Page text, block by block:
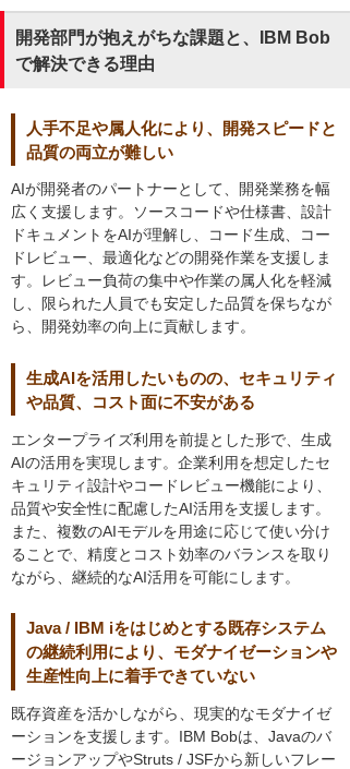
開発部門が抱えがちな課題と、IBM Bob
で解決できる理由
人手不足や属人化により、開発スピードと
品質の両立が難しい
AIが開発者のパートナーとして、開発業務を幅
広く支援します。ソースコードや仕様書、設計
ドキュメントをAIが理解し、コード生成、コー
ドレビュー、最適化などの開発作業を支援しま
す。レビュー負荷の集中や作業の属人化を軽減
し、限られた人員でも安定した品質を保ちなが
ら、開発効率の向上に貢献します。
生成AIを活用したいものの、セキュリティ
や品質、コスト面に不安がある
エンタープライズ利用を前提とした形で、生成
AIの活用を実現します。企業利用を想定したセ
キュリティ設計やコードレビュー機能により、
品質や安全性に配慮したAI活用を支援します。
また、複数のAIモデルを用途に応じて使い分け
ることで、精度とコスト効率のバランスを取り
ながら、継続的なAI活用を可能にします。
Java / IBM iをはじめとする既存システム
の継続利用により、モダナイゼーションや
生産性向上に着手できていない
既存資産を活かしながら、現実的なモダナイゼ
ーションを支援します。IBM Bobは、Javaのバ
ージョンアップやStruts / JSFから新しいフレー